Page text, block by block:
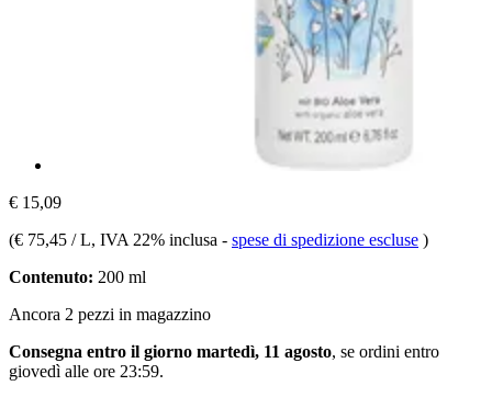
€ 15,09
(€ 75,45 / L, IVA 22% inclusa - spese di spedizione escluse )
Contenuto: 200 ml
Ancora 2 pezzi in magazzino
Consegna entro il giorno martedì, 11 agosto, se ordini entro
giovedì alle ore 23:59.